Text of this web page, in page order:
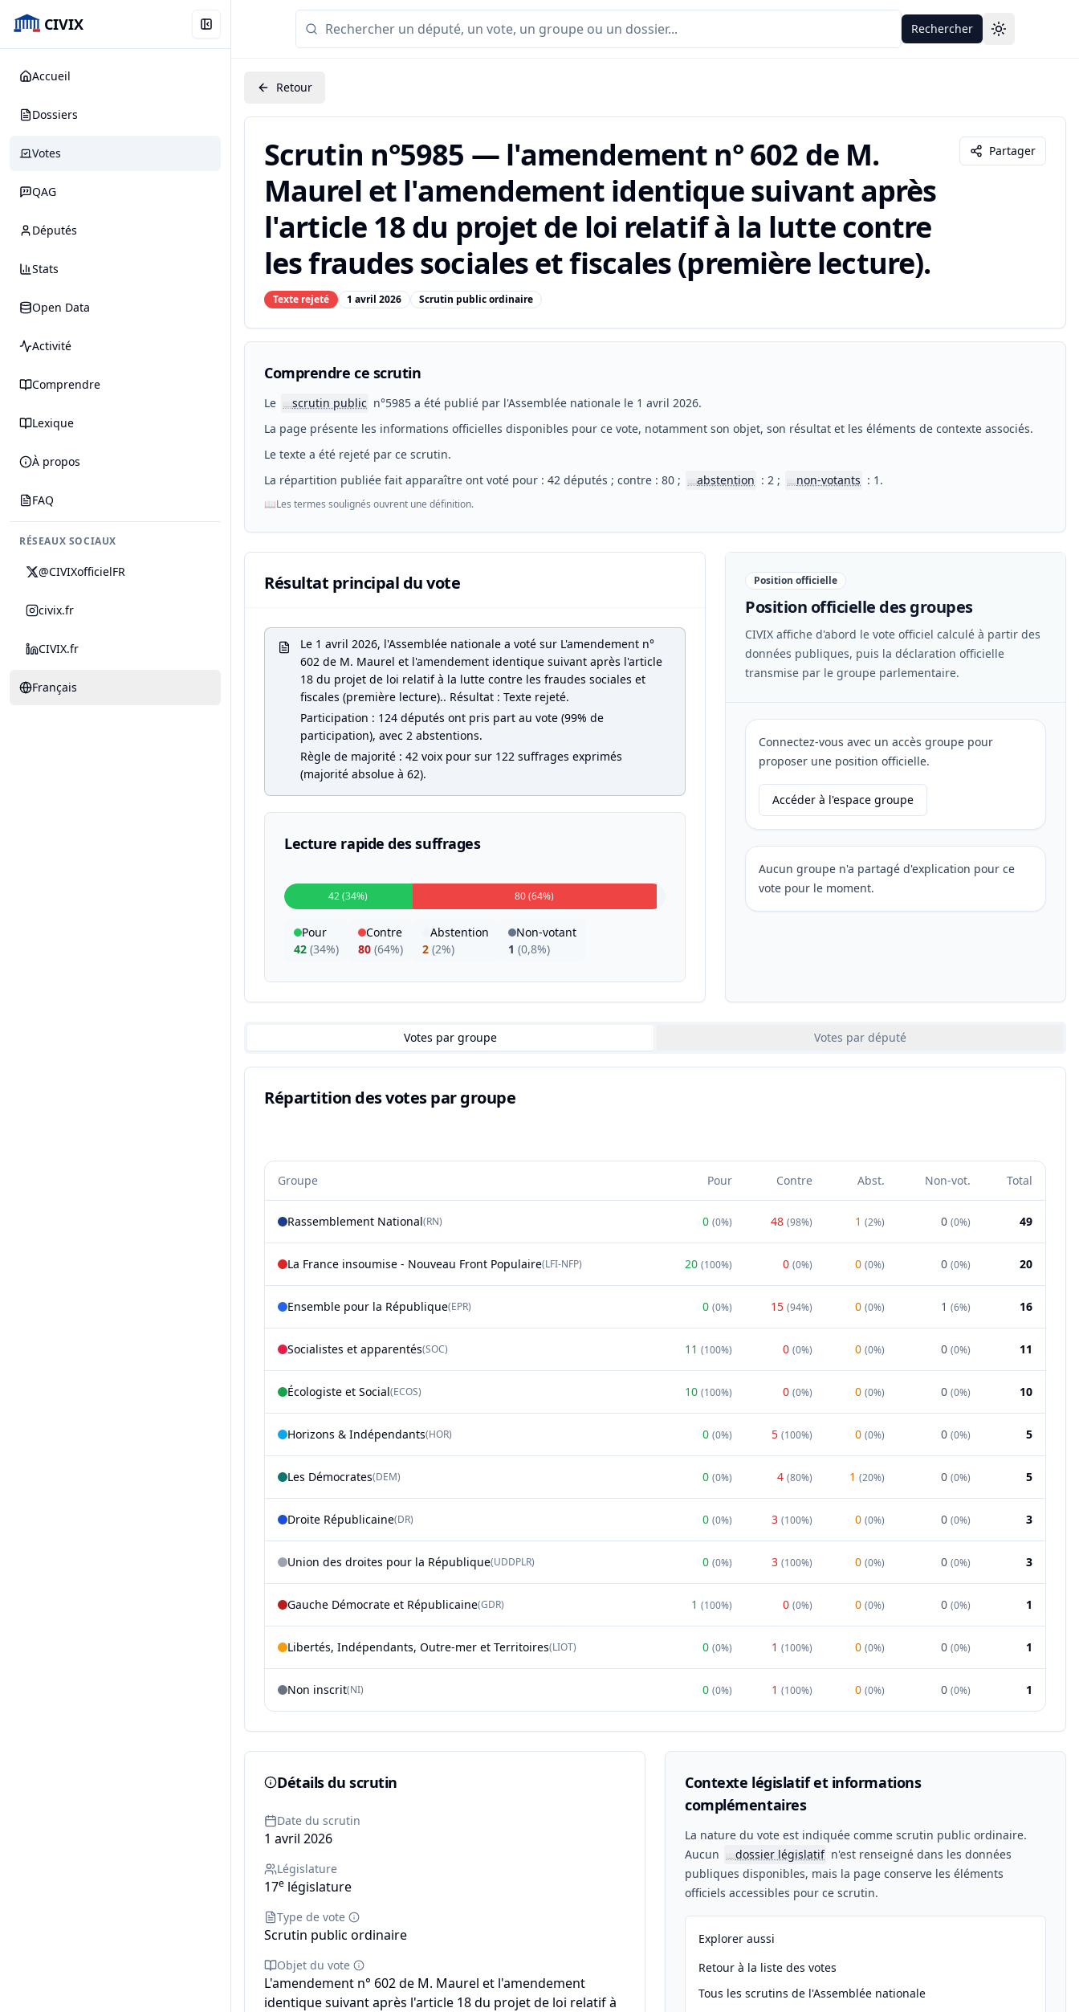
CIVIX
Accueil
Dossiers
Votes
QAG
Députés
Stats
Open Data
Activité
Comprendre
Lexique
À propos
FAQ
RÉSEAUX SOCIAUX
@CIVIXofficielFR
civix.fr
CIVIX.fr
Français
Rechercher Toggle theme
Retour
Scrutin n°5985 — l'amendement n° 602 de M.
Maurel et l'amendement identique suivant après
l'article 18 du projet de loi relatif à la lutte contre
les fraudes sociales et fiscales (première lecture).
Texte rejeté 1 avril 2026 Scrutin public ordinaire
Partager
Comprendre ce scrutin
Le 📖scrutin public n°5985 a été publié par l'Assemblée nationale le 1 avril 2026.
La page présente les informations officielles disponibles pour ce vote, notamment son objet, son résultat et les éléments de contexte associés.
Le texte a été rejeté par ce scrutin.
La répartition publiée fait apparaître ont voté pour : 42 députés ; contre : 80 ;
📖abstention : 2 ; 📖non-votants : 1.
📖Les termes soulignés ouvrent une définition.
Résultat principal du vote
Le 1 avril 2026, l'Assemblée nationale a voté sur L'amendement n°
602 de M. Maurel et l'amendement identique suivant après l'article
18 du projet de loi relatif à la lutte contre les fraudes sociales et
fiscales (première lecture).. Résultat : Texte rejeté.
Participation : 124 députés ont pris part au vote (99% de
participation), avec 2 abstentions.
Règle de majorité : 42 voix pour sur 122 suffrages exprimés
(majorité absolue à 62).
Lecture rapide des suffrages
42 (34%) 80 (64%)
Pour
42 (34%)
Contre
80 (64%)
Abstention
2 (2%)
Non-votant
1 (0,8%)
Position officielle
Position officielle des groupes
CIVIX affiche d'abord le vote officiel calculé à partir des
données publiques, puis la déclaration officielle
transmise par le groupe parlementaire.
Connectez-vous avec un accès groupe pour
proposer une position officielle.
Accéder à l'espace groupe
Aucun groupe n'a partagé d'explication pour ce
vote pour le moment.
Votes par groupe Votes par député
Répartition des votes par groupe
Groupe Pour Contre Abst. Non-vot. Total
Rassemblement National(RN) 0 (0%) 48 (98%) 1 (2%) 0 (0%) 49
La France insoumise - Nouveau Front Populaire(LFI-NFP) 20 (100%) 0 (0%) 0 (0%) 0 (0%) 20
Ensemble pour la République(EPR) 0 (0%) 15 (94%) 0 (0%) 1 (6%) 16
Socialistes et apparentés(SOC) 11 (100%) 0 (0%) 0 (0%) 0 (0%) 11
Écologiste et Social(ECOS) 10 (100%) 0 (0%) 0 (0%) 0 (0%) 10
Horizons & Indépendants(HOR) 0 (0%) 5 (100%) 0 (0%) 0 (0%) 5
Les Démocrates(DEM) 0 (0%) 4 (80%) 1 (20%) 0 (0%) 5
Droite Républicaine(DR) 0 (0%) 3 (100%) 0 (0%) 0 (0%) 3
Union des droites pour la République(UDDPLR) 0 (0%) 3 (100%) 0 (0%) 0 (0%) 3
Gauche Démocrate et Républicaine(GDR) 1 (100%) 0 (0%) 0 (0%) 0 (0%) 1
Libertés, Indépendants, Outre-mer et Territoires(LIOT) 0 (0%) 1 (100%) 0 (0%) 0 (0%) 1
Non inscrit(NI) 0 (0%) 1 (100%) 0 (0%) 0 (0%) 1
Détails du scrutin
Date du scrutin
1 avril 2026
Législature
17e législature
Type de vote
Scrutin public ordinaire
Objet du vote
L'amendement n° 602 de M. Maurel et l'amendement
identique suivant après l'article 18 du projet de loi relatif à
Contexte législatif et informations
complémentaires
La nature du vote est indiquée comme scrutin public ordinaire.
Aucun
📖dossier législatif n'est renseigné dans les données
publiques disponibles, mais la page conserve les éléments
officiels accessibles pour ce scrutin.
Explorer aussi
Retour à la liste des votes
Tous les scrutins de l'Assemblée nationale